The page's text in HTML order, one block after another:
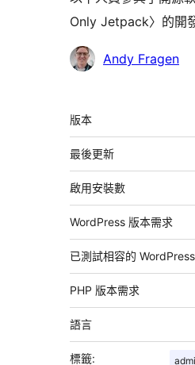
Only Jetpack〉的開
參
Andy Fragen
中
繼
資
料
版本
最後更新
啟用安裝數
WordPress 版本需求
已測試相容的
PHP 版本需求
語言
標籤: